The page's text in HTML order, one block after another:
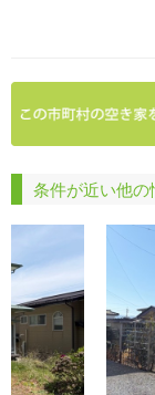
条件が近い他の